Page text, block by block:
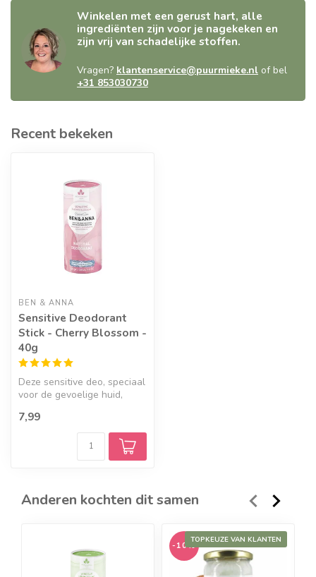
Winkelen met een gerust hart, alle
ingrediënten zijn voor je nagekeken en
zijn vrij van schadelijke stoffen.
Vragen? klantenservice@puurmieke.nl of bel
+31 853030730
Recent bekeken
BEN & ANNA
Sensitive Deodorant
Stick - Cherry Blossom -
40g
Deze sensitive deo, speciaal
voor de gevoelige huid,
pall...
7,99
Anderen kochten dit samen
TOPKEUZE VAN KLANTEN
-10%